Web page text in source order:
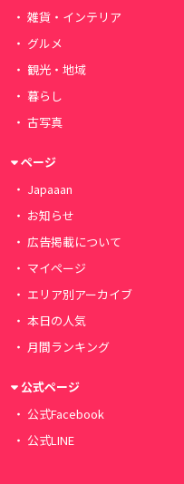
雑貨・インテリア
グルメ
観光・地域
暮らし
古写真
ページ
Japaaan
お知らせ
広告掲載について
マイページ
エリア別アーカイブ
本日の人気
月間ランキング
公式ページ
公式Facebook
公式LINE